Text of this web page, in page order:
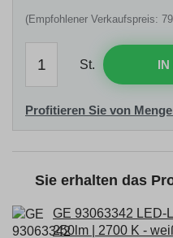
(Empfohlener Verkaufspreis:
St. IN
Profitieren Sie von
Sie erhalten das
GE 93063342 LED-
250lm | 2700 K -